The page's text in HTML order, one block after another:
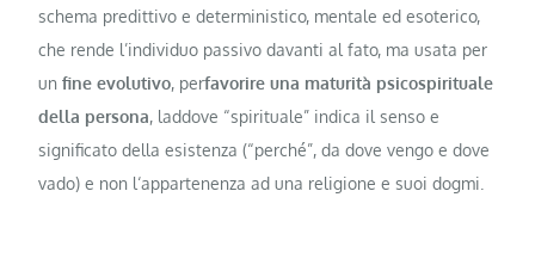
schema predittivo e deterministico, mentale ed esoterico,
che rende l’individuo passivo davanti al fato, ma usata per
un fine evolutivo, perfavorire una maturità psicospirituale
della persona, laddove “spirituale” indica il senso e
significato della esistenza (“perché”, da dove vengo e dove
vado) e non l‘appartenenza ad una religione e suoi dogmi.